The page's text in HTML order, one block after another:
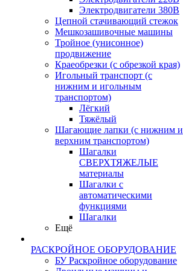
Электродвигатели 380В
Цепной стачивающий стежок
Мешкозашивочные машины
Тройное (унисонное)
продвижение
Краеобрезки (с обрезкой края)
Игольный транспорт (с
нижним и игольным
транспортом)
Лёгкий
Тяжёлый
Шагающие лапки (с нижним и
верхним транспортом)
Шагалки
СВЕРХТЯЖЕЛЫЕ
материалы
Шагалки с
автоматическими
функциями
Шагалки
Ещё
РАСКРОЙНОЕ ОБОРУДОВАНИЕ
БУ Раскройное оборудование